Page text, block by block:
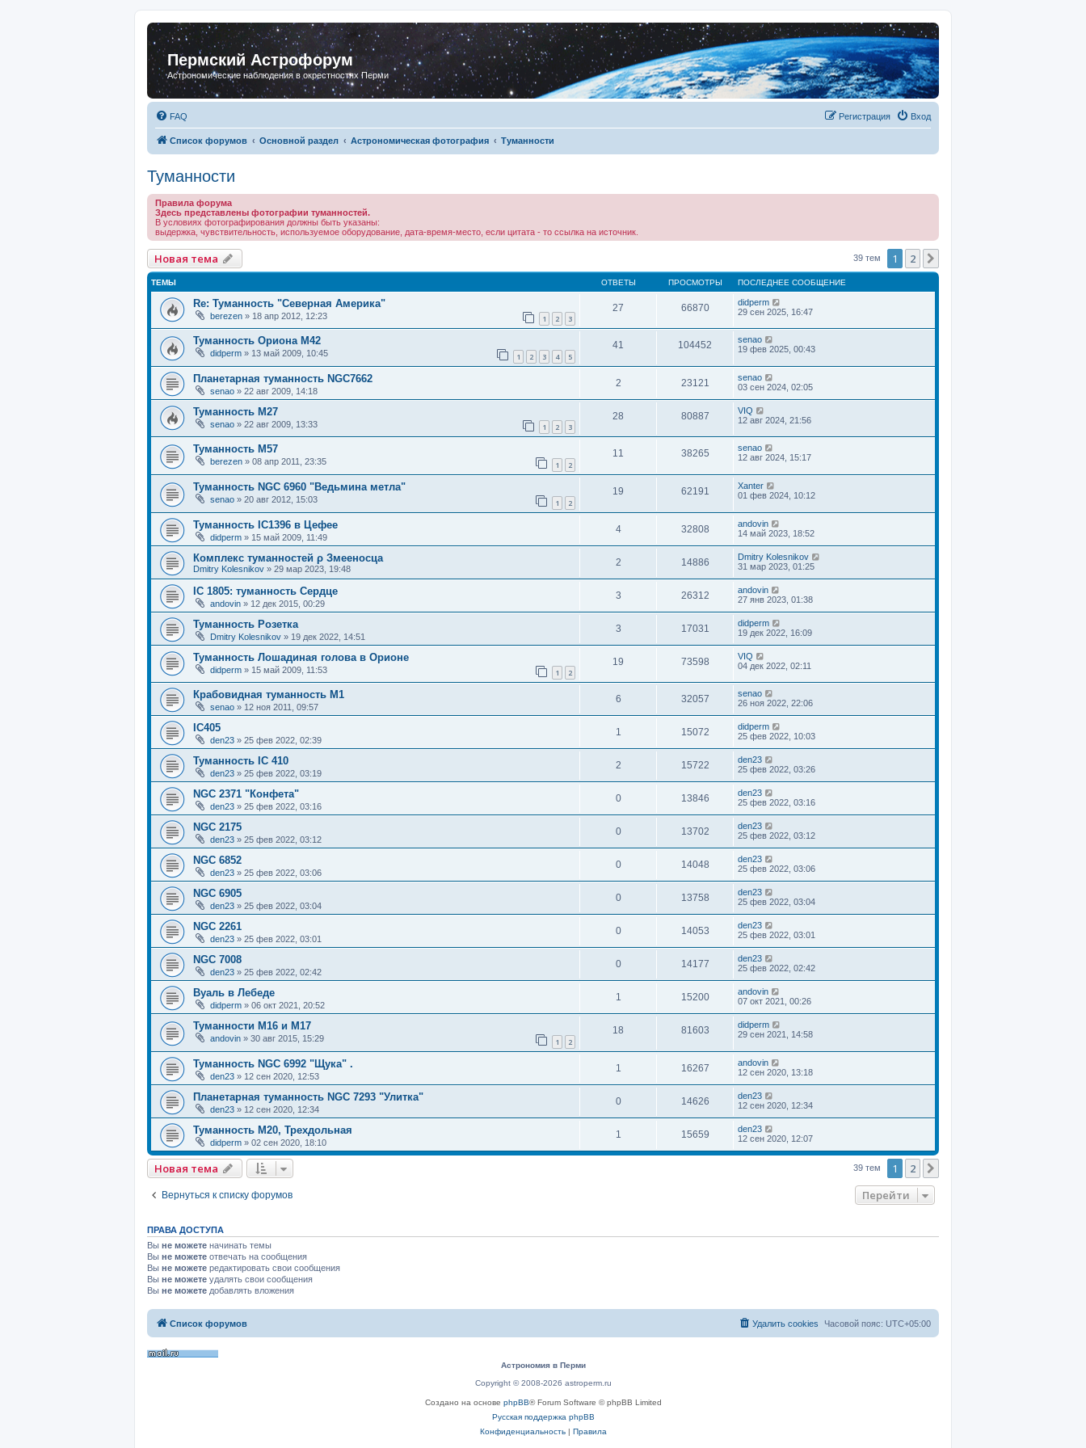
Пермский Астрофорум
Астрономические наблюдения в окрестностях Перми
FAQ Вход
Регистрация
Список форумов Основной раздел Астрономическая фотография Туманности
Туманности
Правила форума
Здесь представлены фотографии туманностей.
В условиях фотографирования должны быть указаны:
выдержка, чувствительность, используемое оборудование, дата-время-место, если цитата - то ссылка на источник.
Новая тема 39 тем 1 2
ТЕМЫ ОТВЕТЫ ПРОСМОТРЫ ПОСЛЕДНЕЕ СООБЩЕНИЕ
Re: Туманность "Северная Америка"
berezen » 18 апр 2012, 12:23 1 2 3
27 66870
didperm
29 сен 2025, 16:47
Туманность Ориона М42
didperm » 13 май 2009, 10:45 1 2 3 4 5
41 104452
senao
19 фев 2025, 00:43
Планетарная туманность NGC7662
senao » 22 авг 2009, 14:18
2 23121
senao
03 сен 2024, 02:05
Туманность М27
senao » 22 авг 2009, 13:33 1 2 3
28 80887
VIQ
12 авг 2024, 21:56
Туманность М57
berezen » 08 апр 2011, 23:35 1 2
11 38265
senao
12 авг 2024, 15:17
Туманность NGC 6960 "Ведьмина метла"
senao » 20 авг 2012, 15:03 1 2
19 62191
Xanter
01 фев 2024, 10:12
Туманность IC1396 в Цефее
didperm » 15 май 2009, 11:49
4 32808
andovin
14 май 2023, 18:52
Комплекс туманностей ρ Змееносца
Dmitry Kolesnikov » 29 мар 2023, 19:48
2 14886
Dmitry Kolesnikov
31 мар 2023, 01:25
IC 1805: туманность Сердце
andovin » 12 дек 2015, 00:29
3 26312
andovin
27 янв 2023, 01:38
Туманность Розетка
Dmitry Kolesnikov » 19 дек 2022, 14:51
3 17031
didperm
19 дек 2022, 16:09
Туманность Лошадиная голова в Орионе
didperm » 15 май 2009, 11:53 1 2
19 73598
VIQ
04 дек 2022, 02:11
Крабовидная туманность М1
senao » 12 ноя 2011, 09:57
6 32057
senao
26 ноя 2022, 22:06
IC405
den23 » 25 фев 2022, 02:39
1 15072
didperm
25 фев 2022, 10:03
Туманность IC 410
den23 » 25 фев 2022, 03:19
2 15722
den23
25 фев 2022, 03:26
NGC 2371 "Конфета"
den23 » 25 фев 2022, 03:16
0 13846
den23
25 фев 2022, 03:16
NGC 2175
den23 » 25 фев 2022, 03:12
0 13702
den23
25 фев 2022, 03:12
NGC 6852
den23 » 25 фев 2022, 03:06
0 14048
den23
25 фев 2022, 03:06
NGC 6905
den23 » 25 фев 2022, 03:04
0 13758
den23
25 фев 2022, 03:04
NGC 2261
den23 » 25 фев 2022, 03:01
0 14053
den23
25 фев 2022, 03:01
NGC 7008
den23 » 25 фев 2022, 02:42
0 14177
den23
25 фев 2022, 02:42
Вуаль в Лебеде
didperm » 06 окт 2021, 20:52
1 15200
andovin
07 окт 2021, 00:26
Туманности М16 и М17
andovin » 30 авг 2015, 15:29 1 2
18 81603
didperm
29 сен 2021, 14:58
Туманность NGC 6992 "Щука" .
den23 » 12 сен 2020, 12:53
1 16267
andovin
12 сен 2020, 13:18
Планетарная туманность NGC 7293 "Улитка"
den23 » 12 сен 2020, 12:34
0 14626
den23
12 сен 2020, 12:34
Туманность M20, Трехдольная
didperm » 02 сен 2020, 18:10
1 15659
den23
12 сен 2020, 12:07
Новая тема 39 тем 1 2
Вернуться к списку форумов Перейти
ПРАВА ДОСТУПА
Вы не можете начинать темы
Вы не можете отвечать на сообщения
Вы не можете редактировать свои сообщения
Вы не можете удалять свои сообщения
Вы не можете добавлять вложения
Список форумов Часовой пояс: UTC+05:00
Удалить cookies
Астрономия в Перми
Copyright © 2008-2026 astroperm.ru
Создано на основе phpBB® Forum Software © phpBB Limited
Русская поддержка phpBB
Конфиденциальность| Правила